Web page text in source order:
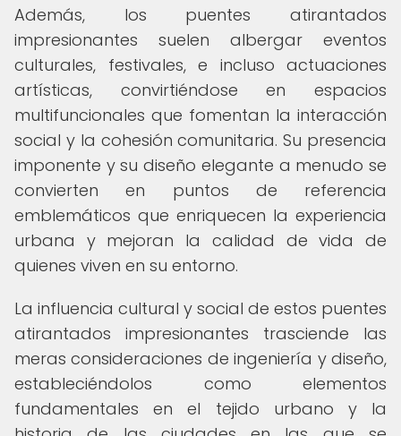
Además, los puentes atirantados
impresionantes suelen albergar eventos
culturales, festivales, e incluso actuaciones
artísticas, convirtiéndose en espacios
multifuncionales que fomentan la interacción
social y la cohesión comunitaria. Su presencia
imponente y su diseño elegante a menudo se
convierten en puntos de referencia
emblemáticos que enriquecen la experiencia
urbana y mejoran la calidad de vida de
quienes viven en su entorno.
La influencia cultural y social de estos puentes
atirantados impresionantes trasciende las
meras consideraciones de ingeniería y diseño,
estableciéndolos como elementos
fundamentales en el tejido urbano y la